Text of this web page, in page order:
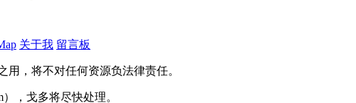
关于我 留言板
，将不对任何资源负法律责任。
，戈多将尽快处理。